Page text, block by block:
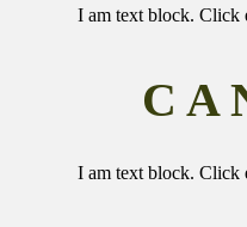
I am text block. Click
C A
I am text block. Click